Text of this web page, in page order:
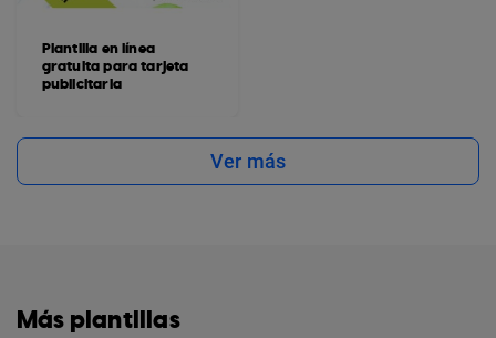
Plantilla en línea
gratuita para tarjeta
publicitaria
Ver más
Más plantillas